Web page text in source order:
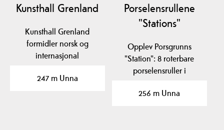
Kunsthall Grenland
Kunsthall Grenland
formidler norsk og
internasjonal
til i…
247 m Unna
Porselensrullene
"Stations"
Opplev Porsgrunns
"Station": 8 roterbare
porselensruller i
256 m Unna